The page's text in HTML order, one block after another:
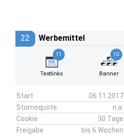
22 Werbemittel
11
Textlinks
10
Banner
Start
06.11.2017
Stornoquote
n.a.
Cookie
30 Tage
Freigabe
bis 6 Wochen